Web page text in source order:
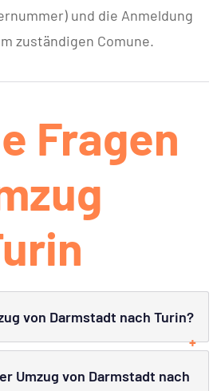
und die Anmeldung
zuständigen Comune.
Fragen
von Darmstadt nach Turin?
Umzug von Darmstadt nach